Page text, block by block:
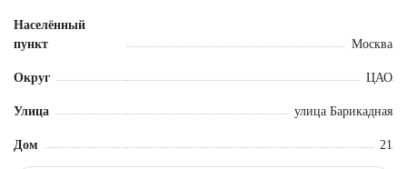
Населённый
пункт
Москва
Округ ЦАО
Улица улица Барикадная
Дом 21